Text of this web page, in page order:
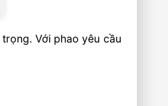
Với phao yêu cầu